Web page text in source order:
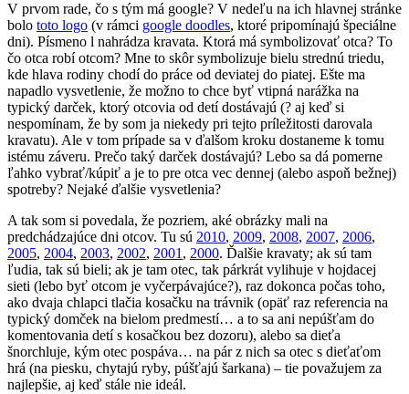
V prvom rade, čo s tým má google? V nedeľu na ich hlavnej stránke
bolo toto logo (v rámci google doodles, ktoré pripomínajú špeciálne
dni). Písmeno l nahrádza kravata. Ktorá má symbolizovať otca? To
čo otca robí otcom? Mne to skôr symbolizuje bielu strednú triedu,
kde hlava rodiny chodí do práce od deviatej do piatej. Ešte ma
napadlo vysvetlenie, že možno to chce byť vtipná narážka na
typický darček, ktorý otcovia od detí dostávajú (? aj keď si
nespomínam, že by som ja niekedy pri tejto príležitosti darovala
kravatu). Ale v tom prípade sa v ďalšom kroku dostaneme k tomu
istému záveru. Prečo taký darček dostávajú? Lebo sa dá pomerne
ľahko vybrať/kúpiť a je to pre otca vec dennej (alebo aspoň bežnej)
spotreby? Nejaké ďalšie vysvetlenia?
A tak som si povedala, že pozriem, aké obrázky mali na
predchádzajúce dni otcov. Tu sú 2010, 2009, 2008, 2007, 2006,
2005, 2004, 2003, 2002, 2001, 2000. Ďalšie kravaty; ak sú tam
ľudia, tak sú bieli; ak je tam otec, tak párkrát vylihuje v hojdacej
sieti (lebo byť otcom je vyčerpávajúce?), raz dokonca počas toho,
ako dvaja chlapci tlačia kosačku na trávnik (opäť raz referencia na
typický domček na bielom predmestí… a to sa ani nepúšťam do
komentovania detí s kosačkou bez dozoru), alebo sa dieťa
šnorchluje, kým otec pospáva… na pár z nich sa otec s dieťaťom
hrá (na piesku, chytajú ryby, púšťajú šarkana) – tie považujem za
najlepšie, aj keď stále nie ideál.